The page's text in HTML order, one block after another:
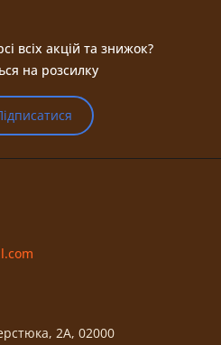
всіх акцій та знижок?
на розсилку
2А, 02000